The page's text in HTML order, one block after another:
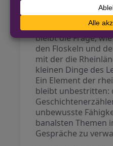
Im Rheinland geht
den Intellekt als
die Freude am
bleibt die Frage,
den Floskeln und
mit der die
kleinen Dinge des
Ein Element der
bleibt unbestritten:
unbewusste
banalsten Themen
Gespräche zu